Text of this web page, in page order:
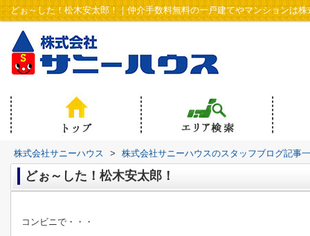
どぉ～した！松木安太郎！｜仲介手数料無料の一戸建てやマンションは
株式会社サニーハウス > 株式会社サニーハウスのスタッフブログ記事
どぉ～した！松木安太郎！
コンビニで・・・